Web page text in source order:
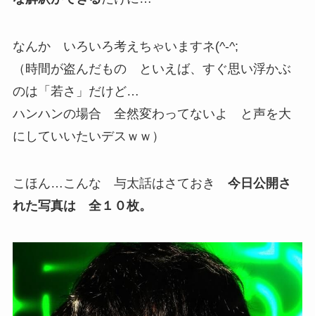
なんか いろいろ考えちゃいますネ(^-^;
（時間が盗んだもの といえば、すぐ思い浮かぶ
のは「若さ」だけど…
ハンハンの場合 全然変わってないよ と声を大
にしていいたいデスｗｗ）
こほん…こんな 与太話はさておき 今日公開さ
れた写真は 全１０枚。